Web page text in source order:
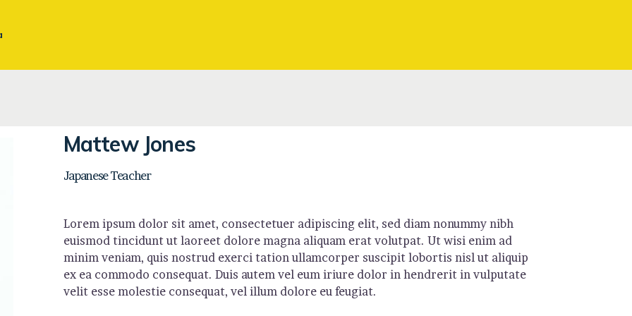
REVISIONES
INGLÉS JURÍDICO
Mattew Jones
Japanese Teacher
Lorem ipsum dolor sit amet, consectetuer adipiscing elit, sed diam nonummy nibh
euismod tincidunt ut laoreet dolore magna aliquam erat volutpat. Ut wisi enim ad
minim veniam, quis nostrud exerci tation ullamcorper suscipit lobortis nisl ut aliquip
ex ea commodo consequat. Duis autem vel eum iriure dolor in hendrerit in vulputate
velit esse molestie consequat, vel illum dolore eu feugiat.